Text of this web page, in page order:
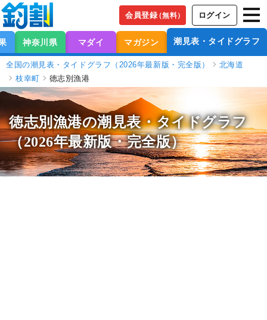
会員登録（無料） ログイン
神奈川県 マダイ マガジン 潮見表・タイドグラフ
全国の潮見表・タイドグラフ（2026年最新版・完全版）
北海道
枝幸町
徳志別漁港
徳志別漁港の潮見表・タイドグラフ
（2026年最新版・完全版）